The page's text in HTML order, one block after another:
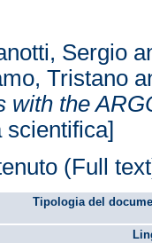
Sergio
Tristano
with the
scientifica]
(Full
Tipologia del